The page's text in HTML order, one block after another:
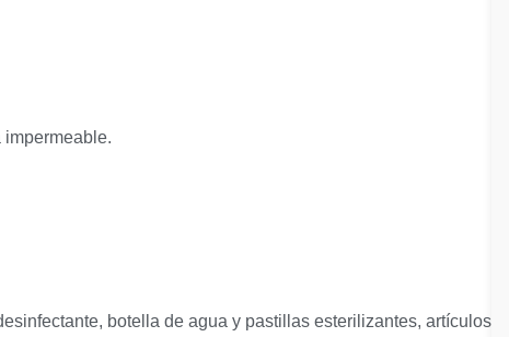
impermeable.
botella de agua y pastillas esterilizantes, artículos